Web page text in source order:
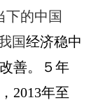
下的中国
国经济稳中
善。５年
2013年至